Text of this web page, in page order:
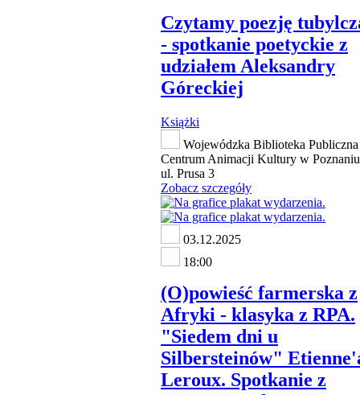
Czytamy poezję
- spotkanie poetyckie z
udziałem Aleksandry
Góreckiej
Książki
Wojewódzka Biblioteka
Centrum Animacji Kultury w
ul. Prusa 3
Zobacz szczegóły
03.12.2025
18:00
(O)powieść farmerska z
Afryki - klasyka z RPA.
"Siedem dni u
Silbersteinów"
Leroux. Spotkanie z